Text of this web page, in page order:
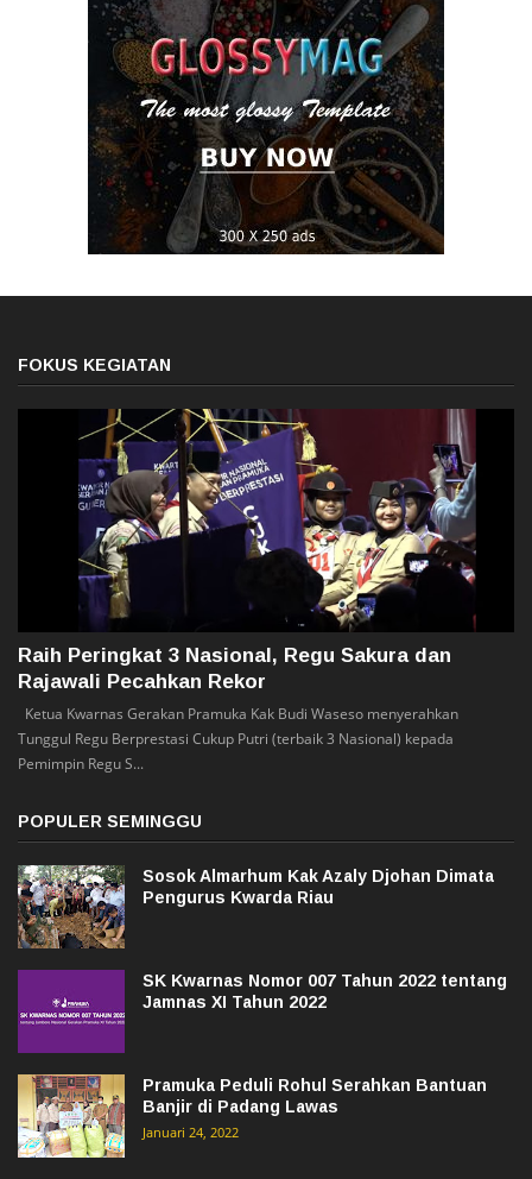
FOKUS KEGIATAN
Raih Peringkat 3 Nasional, Regu Sakura dan
Rajawali Pecahkan Rekor
Ketua Kwarnas Gerakan Pramuka Kak Budi Waseso menyerahkan
Tunggul Regu Berprestasi Cukup Putri (terbaik 3 Nasional) kepada
Pemimpin Regu S...
POPULER SEMINGGU
Sosok Almarhum Kak Azaly Djohan Dimata
Pengurus Kwarda Riau
SK Kwarnas Nomor 007 Tahun 2022 tentang
Jamnas XI Tahun 2022
Pramuka Peduli Rohul Serahkan Bantuan
Banjir di Padang Lawas
Januari 24, 2022